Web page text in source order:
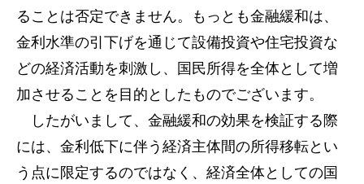
ることは否定できません。もっとも金融緩和は、
金利水準の引下げを通じて設備投資や住宅投資な
どの経済活動を刺激し、国民所得を全体として増
加させることを目的としたものでございます。
したがいまして、金融緩和の効果を検証する際
には、金利低下に伴う経済主体間の所得移転とい
う点に限定するのではなく、経済全体としての国